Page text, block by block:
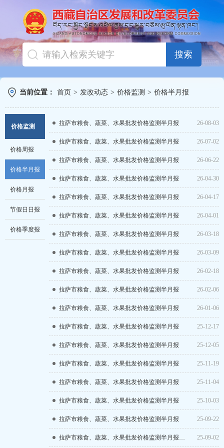
搜索
当前位置： 首页 > 发改动态 > 价格监测 > 价格半月报
价格监测
价格周报
价格半月报
价格月报
节假日日报
价格季度报
拉萨市粮食、蔬菜、水果批发价格监测半月报 26-08-03
拉萨市粮食、蔬菜、水果批发价格监测半月报 26-07-02
拉萨市粮食、蔬菜、水果批发价格监测半月报 26-06-22
拉萨市粮食、蔬菜、水果批发价格监测半月报 26-04-30
拉萨市粮食、蔬菜、水果批发价格监测半月报 26-04-17
拉萨市粮食、蔬菜、水果批发价格监测半月报 26-04-01
拉萨市粮食、蔬菜、水果批发价格监测半月报 26-03-18
拉萨市粮食、蔬菜、水果批发价格监测半月报 26-03-09
拉萨市粮食、蔬菜、水果批发价格监测半月报 26-02-18
拉萨市粮食、蔬菜、水果批发价格监测半月报 26-02-06
拉萨市粮食、蔬菜、水果批发价格监测半月报 26-01-06
拉萨市粮食、蔬菜、水果批发价格监测半月报 25-12-17
拉萨市粮食、蔬菜、水果批发价格监测半月报 25-12-05
拉萨市粮食、蔬菜、水果批发价格监测半月报 25-11-19
拉萨市粮食、蔬菜、水果批发价格监测半月报 25-11-04
拉萨市粮食、蔬菜、水果批发价格监测半月报 25-10-03
拉萨市粮食、蔬菜、水果批发价格监测半月报 25-09-22
拉萨市粮食、蔬菜、水果批发价格监测半月报（第 16 期） 25-09-02